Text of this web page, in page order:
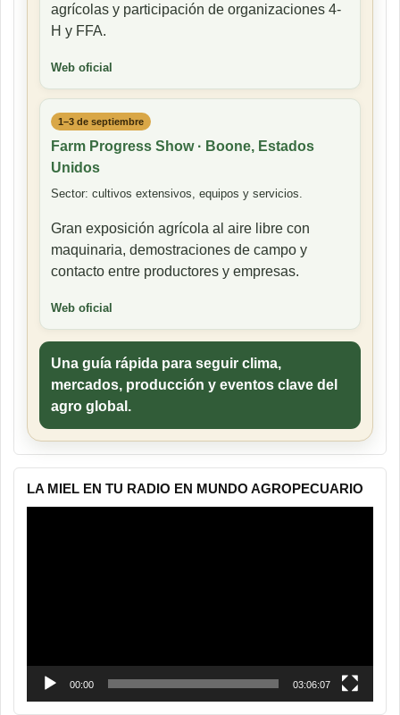
agrícolas y participación de organizaciones 4-
H y FFA.
Web oficial
1–3 de septiembre
Farm Progress Show · Boone, Estados
Unidos
Sector: cultivos extensivos, equipos y servicios.
Gran exposición agrícola al aire libre con
maquinaria, demostraciones de campo y
contacto entre productores y empresas.
Web oficial
Una guía rápida para seguir clima,
mercados, producción y eventos clave del
agro global.
LA MIEL EN TU RADIO EN MUNDO AGROPECUARIO
00:00 03:06:07